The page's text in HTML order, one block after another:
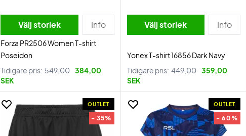
Välj storlek Info
Forza PR2506 Women T-shirt
Poseidon
Tidigare pris: 549,00 384,00
SEK
Välj storlek Info
Yonex T-shirt 16856 Dark Navy
Tidigare pris: 449,00 359,00
SEK
OUTLET
- 35%
OUTLET
- 60%